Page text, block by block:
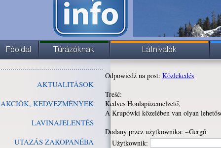
AKTUALITÁSOK
AKCIÓK, KEDVEZMÉNYEK
LAVINAJELENTÉS
UTAZÁS ZAKOPANÉBA
Odpowiedź na post: Közlekedés
Treść:
Kedves Honlapüzemelzető,
A Krupówki közelében van olyan
Dodany przez użytkownika: ~Gergő
Użytkownik: